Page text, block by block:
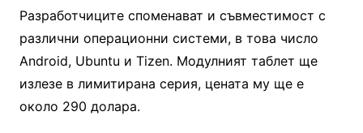
Разработчиците споменават и съвместимост с
различни операционни системи, в това число
Android, Ubuntu и Tizen. Модулният таблет ще
излезе в лимитирана серия, цената му ще е
около 290 долара.